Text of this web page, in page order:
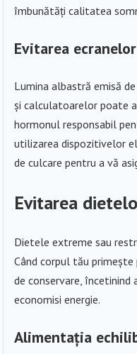
îmbunătăți calitatea
Evitarea
Lumina albastră emisă
și calculatoarelor poate
hormonul responsabil
utilizarea dispozitivelor
de culcare pentru a vă
Evitarea
Dietele extreme sau
Când corpul tău
de conservare,
economisi energie.
Alimentația